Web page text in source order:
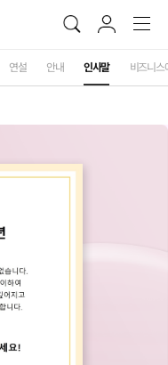
연설 안내 인사말 비즈니스